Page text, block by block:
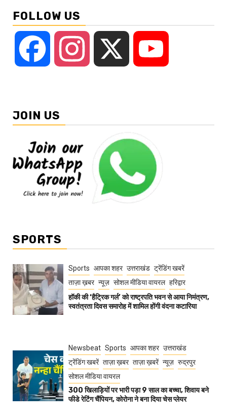
FOLLOW US
Facebook Instagram
JOIN US
SPORTS
Sports आपका शहर उत्तराखंड ट्रेंडिंग खबरें
ताज़ा ख़बर न्यूज़ सोशल मीडिया वायरल हरिद्वार
हॉकी की ‘हैट्रिक गर्ल’ को राष्ट्रपति भवन से आया निमंत्रण,
स्वतंत्रता दिवस समारोह में शामिल होंगी वंदना कटारिया
Newsbeat Sports आपका शहर उत्तराखंड
ट्रेंडिंग खबरें ताज़ा ख़बर ताज़ा ख़बरें न्यूज़ रुद्रपुर
सोशल मीडिया वायरल
300 खिलाड़ियों पर भारी पड़ा 9 साल का बच्चा, शिवाय बने
फीडे रेटिंग चैंपियन, कोरोना ने बना दिया चेस प्लेयर